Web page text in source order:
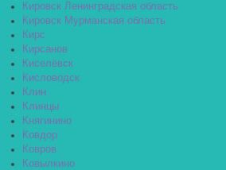
Кировск Ленинградская область
Кировск Мурманская область
Кирс
Кирсанов
Киселёвск
Кисловодск
Клин
Клинцы
Княгинино
Ковдор
Ковров
Ковылкино